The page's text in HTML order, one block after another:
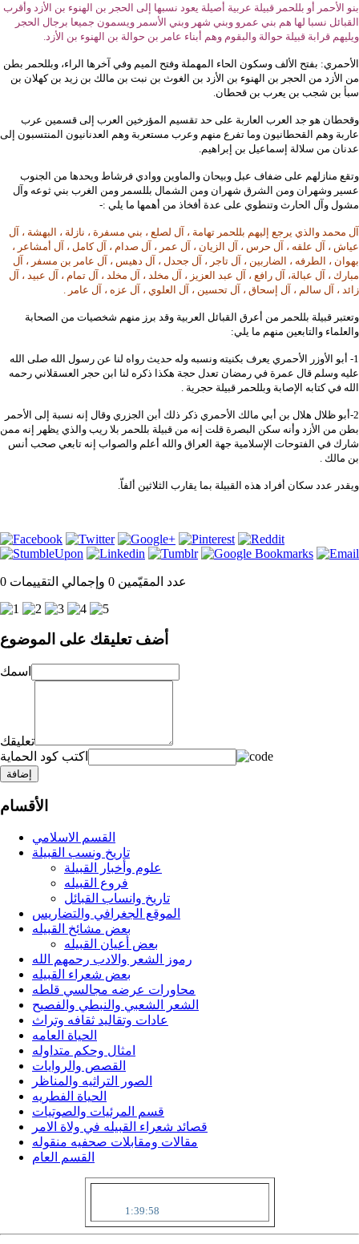
بنو الأحمر أو بللحمر قبيلة عربية أصيلة يعود نسبها إلى الحجر بن الهنوء بن الأزد وأقرب
القبائل نسبا لها هم بني عمرو وبني شهر وبني الأسمر ويسمون جميعا برجال الحجر
ويليهم قرابة قبيلة حوالة والبقوم وهم أبناء عامر بن حوالة بن الهنوء بن الأزد.
الأحمري: بفتح الألف وسكون الحاء المهملة وفتح الميم وفي آخرها الراء، وبللحمر بطن
من الأزد من الحجر بن الهنوء بن الأزد بن الغوث بن نبت بن مالك بن زيد بن كهلان بن
سبأ بن شجب بن يعرب بن قحطان.
وقحطان هو جد العرب العاربة على حد تقسيم المؤرخين العرب إلى قسمين عرب
عاربة وهم القحطانيون وما تفرع منهم وعرب مستعربة وهم العدنانيون المنتسبون إلى
عدنان من سلالة إسماعيل بن إبراهيم.
وتقع منازلهم على ضفاف عبل وبيحان والماوين ووادي فرشاط ويحدها من الجنوب
عسير وشهران ومن الشرق شهران ومن الشمال بللسمر ومن الغرب بني ثوعه وآل
مشول وآل الحارث وتنطوي على عدة أفخاذ من أهمها ما يلي :-
آل محمد والذي يرجع إليهم بللحمر تهامة ، آل لصلع ، بني مسفرة ، نازلة ، البهشة ، آل
عياش ، آل علقه ، آل حرس ، آل الزيان ، آل عمر ، آل صدام ، آل كامل ، آل أمشاعر ،
بهوان ، الطرفه ، الضاربين ، آل تاجر ، آل جحدل ، آل دهيس ، آل عامر بن مسفر ، آل
مبارك ، آل عبالة، آل رافع ، آل عبد العزيز ، آل مخلد ، آل مخلد ، آل تمام ، آل عبيد ، آل
زائد ، آل سالم ، آل إسحاق ، آل تحسين ، آل العلوي ، آل عزه ، آل عامر .
وتعتبر قبيلة بللحمر من أعرق القبائل العربية وقد برز منهم شخصيات من الصحابة
والعلماء والتابعين منهم ما يلي:
1- أبو الأوزر الأحمري يعرف بكنيته ونسبه وله حديث رواه لنا عن رسول الله صلى الله
عليه وسلم قال عمرة في رمضان تعدل حجة هكذا ذكره لنا ابن حجر العسقلاني رحمه
الله في كتابه الإصابة وبللحمر قبيلة حجرية .
2-أبو ظلال هلال بن أبي مالك الأحمري ذكر ذلك أبن الجزري وقال إنه نسبة إلى الأحمر
بطن من الأزد وأنه سكن البصرة قلت إنه من قبيلة بللحمر بلا ريب والذي يظهر إنه ممن
شارك في الفتوحات الإسلامية جهة العراق والله أعلم والصواب إنه تابعي صحب أنس
بن مالك .
ويقدر عدد سكان أفراد هذه القبيلة بما يقارب الثلاثين ألفاّ.
عدد المقيّمين 0 وإجمالي التقييمات 0
أضف تعليقك على الموضوع
اسمك
تعليقك
اكتب كود الحماية
إضافة
الأقسام
القسم الاسلامي
تاريخ ونسب القبيلة
علوم وأخبار القبيلة
فروع القبيله
تاريخ وانساب القبائل
الموقع الجغرافي والتضاريس
بعض مشائخ القبيله
بعض أعيان القبيله
رموز الشعر والادب رحمهم الله
بعض شعراء القبيله
محاورات عرضه مجالسي قلطه
الشعر الشعبي والنبطي والفصيح
عادات وتقاليد ثقافه وتراث
الحياة العامه
امثال وحكم متداوله
القصص والروايات
الصور التراثيه والمناظر
الحياة الفطريه
قسم المرئيات والصوتيات
قصائد شعراء القبيله في ولاة الامر
مقالات ومقابلات صحفيه منقوله
القسم العام
1:39:58